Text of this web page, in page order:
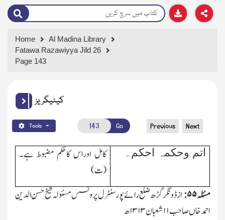
Home
Al Madina Library
Fatawa Razawiyya Jild 26
Page 143
کیٹیگریز
Tools Go Previous Next
اتم وحکمہ احکم۔
کامل اوراس کاحکم مضبوط ہے۔
(ت)
مسئلہ۵۵: ازڈونگر گڑھ ضلع رائے پور سنٹرل پرونسس مسئولہ شیخ حسن الدین
احمدخاں صاحب۱۱شعبان۱۳۱۳ھ